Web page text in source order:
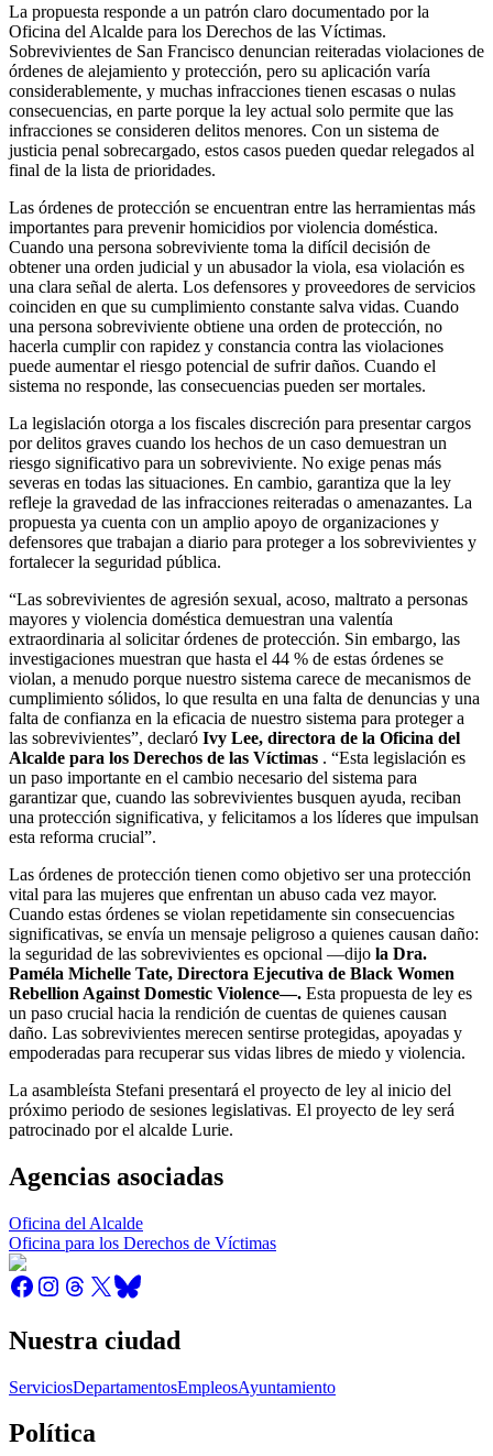
La propuesta responde a un patrón claro documentado por la
Oficina del Alcalde para los Derechos de las Víctimas.
Sobrevivientes de San Francisco denuncian reiteradas violaciones de
órdenes de alejamiento y protección, pero su aplicación varía
considerablemente, y muchas infracciones tienen escasas o nulas
consecuencias, en parte porque la ley actual solo permite que las
infracciones se consideren delitos menores. Con un sistema de
justicia penal sobrecargado, estos casos pueden quedar relegados al
final de la lista de prioridades.
Las órdenes de protección se encuentran entre las herramientas más
importantes para prevenir homicidios por violencia doméstica.
Cuando una persona sobreviviente toma la difícil decisión de
obtener una orden judicial y un abusador la viola, esa violación es
una clara señal de alerta. Los defensores y proveedores de servicios
coinciden en que su cumplimiento constante salva vidas. Cuando
una persona sobreviviente obtiene una orden de protección, no
hacerla cumplir con rapidez y constancia contra las violaciones
puede aumentar el riesgo potencial de sufrir daños. Cuando el
sistema no responde, las consecuencias pueden ser mortales.
La legislación otorga a los fiscales discreción para presentar cargos
por delitos graves cuando los hechos de un caso demuestran un
riesgo significativo para un sobreviviente. No exige penas más
severas en todas las situaciones. En cambio, garantiza que la ley
refleje la gravedad de las infracciones reiteradas o amenazantes. La
propuesta ya cuenta con un amplio apoyo de organizaciones y
defensores que trabajan a diario para proteger a los sobrevivientes y
fortalecer la seguridad pública.
“Las sobrevivientes de agresión sexual, acoso, maltrato a personas
mayores y violencia doméstica demuestran una valentía
extraordinaria al solicitar órdenes de protección. Sin embargo, las
investigaciones muestran que hasta el 44 % de estas órdenes se
violan, a menudo porque nuestro sistema carece de mecanismos de
cumplimiento sólidos, lo que resulta en una falta de denuncias y una
falta de confianza en la eficacia de nuestro sistema para proteger a
las sobrevivientes”, declaró Ivy Lee, directora de la Oficina del
Alcalde para los Derechos de las Víctimas . “Esta legislación es
un paso importante en el cambio necesario del sistema para
garantizar que, cuando las sobrevivientes busquen ayuda, reciban
una protección significativa, y felicitamos a los líderes que impulsan
esta reforma crucial”.
Las órdenes de protección tienen como objetivo ser una protección
vital para las mujeres que enfrentan un abuso cada vez mayor.
Cuando estas órdenes se violan repetidamente sin consecuencias
significativas, se envía un mensaje peligroso a quienes causan daño:
la seguridad de las sobrevivientes es opcional —dijo la Dra.
Paméla Michelle Tate, Directora Ejecutiva de Black Women
Rebellion Against Domestic Violence—. Esta propuesta de ley es
un paso crucial hacia la rendición de cuentas de quienes causan
daño. Las sobrevivientes merecen sentirse protegidas, apoyadas y
empoderadas para recuperar sus vidas libres de miedo y violencia.
La asambleísta Stefani presentará el proyecto de ley al inicio del
próximo periodo de sesiones legislativas. El proyecto de ley será
patrocinado por el alcalde Lurie.
Agencias asociadas
Oficina del Alcalde
Oficina para los Derechos de Víctimas
Nuestra ciudad
ServiciosDepartamentosEmpleosAyuntamiento
Política